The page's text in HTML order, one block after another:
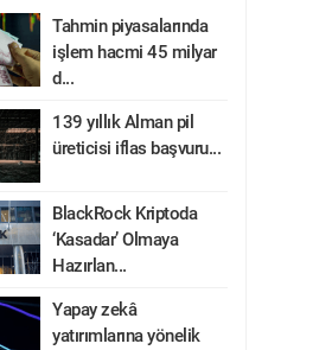
Tahmin piyasalarında
işlem hacmi 45 milyar
d...
139 yıllık Alman pil
üreticisi iflas başvuru...
BlackRock Kriptoda
‘Kasadar’ Olmaya
Hazırlan...
Yapay zekâ
yatırımlarına yönelik